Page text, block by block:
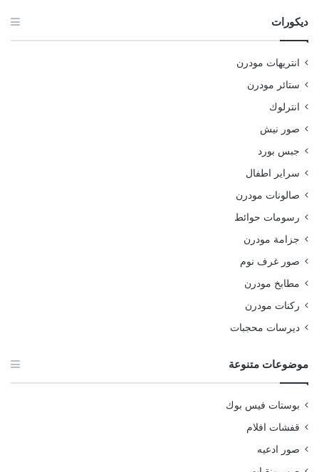
ديكورات
انتريهات مودرن
ستائر مودرن
انترلوك
صور نيش
جبس بورد
سراير اطفال
صالونات مودرن
رسومات حوائط
جزامة مودرن
صور غرف نوم
مطابخ مودرن
ركنات مودرن
ديرسات محجبات
موضوعات متنوعة
بوستات فيس بوك
قفشات افلام
صور ادعيه